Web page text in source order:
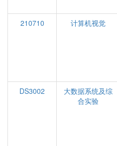
210710
计算机视觉
DS3002
大数据系统及综
合实验